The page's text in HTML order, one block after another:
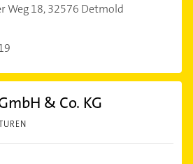
Weg 18,32576 Detmold
& Co. KG